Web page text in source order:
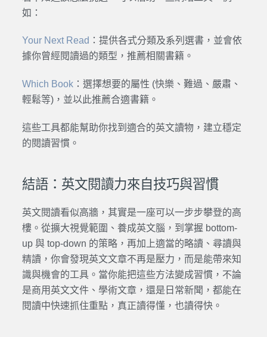
如：
Your Next Read ：提供各式分類及系列選書，並會依
據你曾經閱讀過的類型，推薦相關書籍。
Which Book：選擇想要的屬性 (快樂、難過、嚴肅、
輕鬆等)，並以此推薦合適書籍。
這些工具都能幫助你找到適合的英文讀物，建立穩定
的閱讀習慣。
結語：英文閱讀力來自技巧與習慣
英文閱讀看似高牆，其實是一座可以一步步攀登的高
樓。從擴大視覺範圍、養成英文腦，到掌握 bottom-
up 與 top-down 的策略，再加上適當的略讀、尋讀與
精讀，你會發現英文文章不再是壓力，而是能帶來知
識與機會的工具。當你能把這些方法變成習慣，不論
是商用英文文件、學術文章，還是日常新聞，都能在
閱讀中快速抓住重點，真正讀得懂，也讀得快。